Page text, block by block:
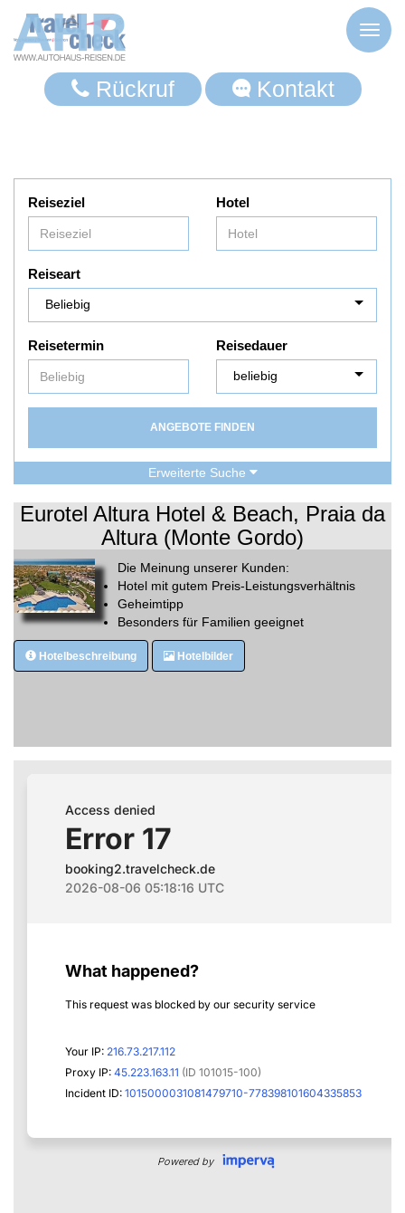
Toggle
Rückruf Kontakt
Reiseziel Hotel
Reiseart
Reisetermin Reisedauer
ANGEBOTE FINDEN
Erweiterte Suche
Eurotel Altura Hotel & Beach, Praia da
Altura (Monte Gordo)
Die Meinung unserer Kunden:
Hotel mit gutem Preis-Leistungsverhältnis
Geheimtipp
Besonders für Familien geeignet
Hotelbeschreibung Hotelbilder